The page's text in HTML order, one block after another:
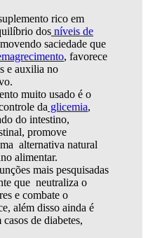
rico em
dos níveis de
saciedade que
, favorece
e auxilia no
muito usado é o
da glicemia,
do intestino,
promove
alternativa natural
alimentar.
mais pesquisadas
que neutraliza o
e combate o
além disso ainda é
de diabetes,